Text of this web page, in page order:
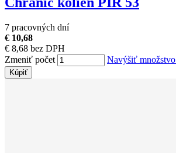
7 pracovných dní
€ 10,68
€ 8,68 bez DPH
Zmeniť počet
Navýšiť množstvo
Kúpiť